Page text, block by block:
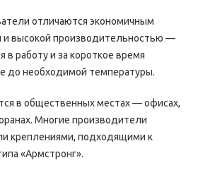
отличаются экономичным
и высокой производительностью —
работу и за короткое время
до необходимой температуры.
в общественных местах — офисах,
Многие производители
креплениями, подходящими к
«Армстронг».